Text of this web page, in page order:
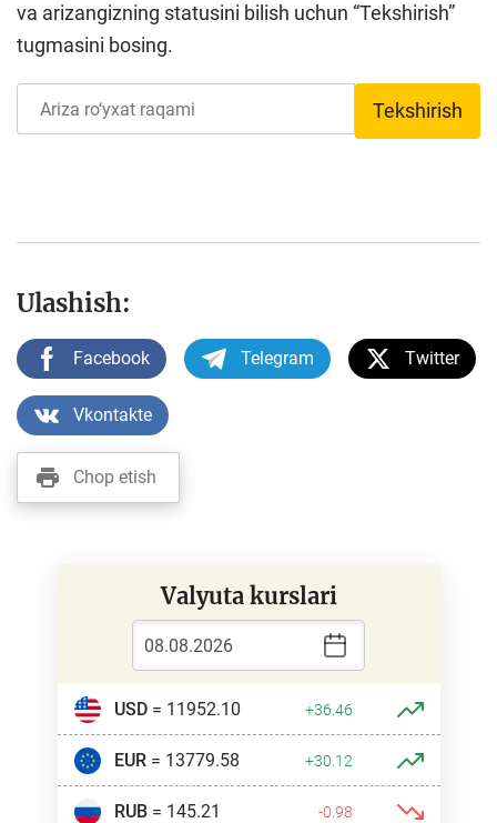
va аrizаngizning statusini bilish uchun “Tekshirish”
tugmasini bosing.
Tekshirish
Ulashish:
Facebook Telegram Twitter
Vkontakte
Chop etish
Valyuta kurslari
USD= 11952.10 +36.46
EUR= 13779.58 +30.12
RUB= 145.21 -0.98